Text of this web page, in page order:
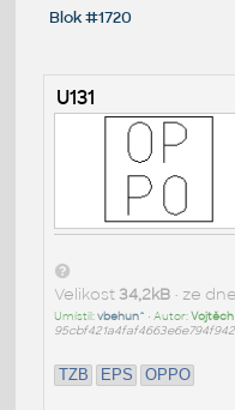
Blok #1720
U131
Velikost34,2kB• ze dne
Umístil:vbehun^ • Autor:
TZB EPS OPPO